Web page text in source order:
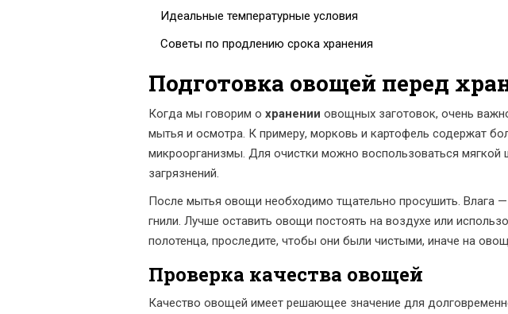
Идеальные температурные условия
Советы по продлению срока хранения
Подготовка овощей перед
Когда мы говорим о хранении овощных заготовок, очень
мытья и осмотра. К примеру, морковь и картофель содержат
микроорганизмы. Для очистки можно воспользоваться
загрязнений.
После мытья овощи необходимо тщательно просушить. Влага —
гнили. Лучше оставить овощи постоять на воздухе или
полотенца, проследите, чтобы они были чистыми, иначе на
Проверка качества овощей
Качество овощей имеет решающее значение для